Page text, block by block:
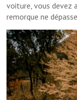
voiture, vous devez
remorque ne